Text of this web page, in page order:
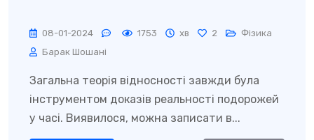
08-01-2024 1753 хв 2
Фізика
Барак Шошані
Загальна теорія відносності завжди була
інструментом доказів реальності подорожей
у часі. Виявилося, можна записати в...